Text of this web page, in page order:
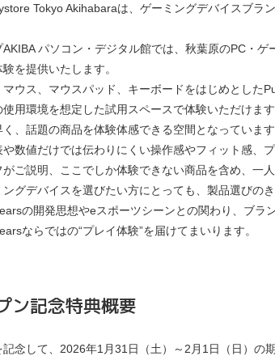
Tokyo Akihabaraは、ゲーミングデバイスブラ
AKIBA パソコン・デジタル館では、秋葉原のPC・
を提供いたします。
マウス、マウスパッド、キーボードをはじめとした
使用環境を想定した試用スペースで体験いただけま
く、話題の商品を体験体感できる空間となっています
や数値だけでは伝わりにくい操作感やフィット感、
がご説明、ここでしか体験できない商品を含め、一
ングデバイスを選びたい方にとっても、製品選びの
の開発思想やeスポーツシーンとの関わり、ブラ
ならではの“プレイ体験”を届けてまいります。
ン記念特典概要
記念して、2026年1月31日（土）～2月1日（日）の